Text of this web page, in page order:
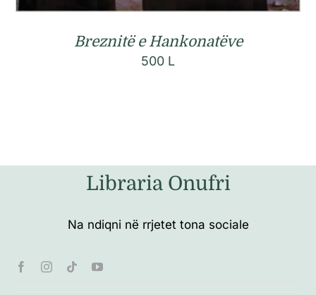
Breznitë e Hankonatëve
500 L
Libraria Onufri
Na ndiqni në rrjetet tona sociale